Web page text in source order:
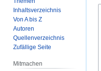
Inhaltsverzeichnis
Von A bis Z
Autoren
Quellenverzeichnis
Zufällige Seite
Mitmachen